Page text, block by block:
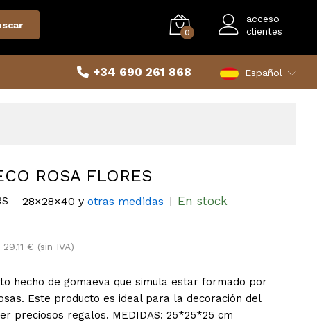
0
acceso
clientes
+34 690 261 868 Español
ROSA FLORES
28×28×40 y otras medidas En stock
29,11 € (sin IVA)
hecho de gomaeva que simula estar formado por
Este producto es ideal para la decoración del
preciosos regalos. MEDIDAS: 25*25*25 cm